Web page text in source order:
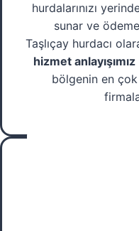
hurdalarınızı
sunar ve
Taşlıçay hurdacı
hizmet anlayışımız
bölgenin en